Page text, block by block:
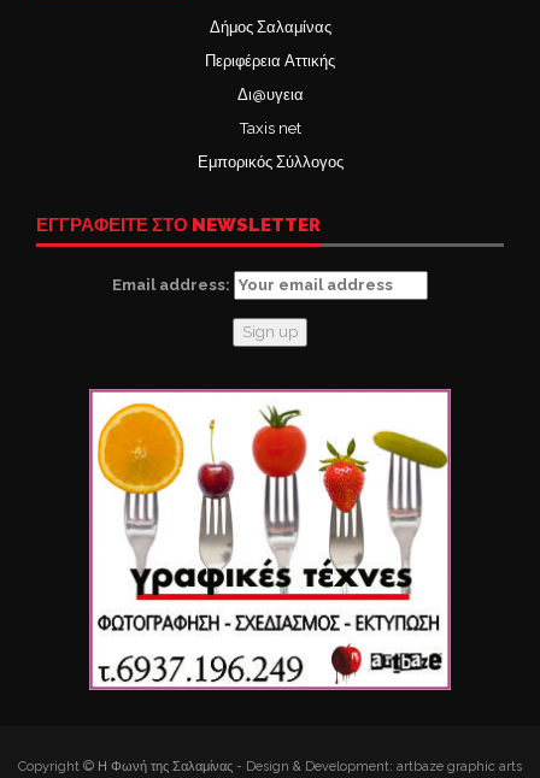
Δήμος Σαλαμίνας
Περιφέρεια Αττικής
Δι@υγεια
Taxis net
Εμπορικός Σύλλογος
ΕΓΓΡΑΦΕΙΤΕ ΣΤΟ NEWSLETTER
Email address:
Copyright © Η Φωνή της Σαλαμίνας - Design & Development: artbaze graphic arts